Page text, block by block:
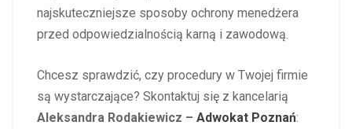
najskuteczniejsze sposoby ochrony menedżera
przed odpowiedzialnością karną i zawodową.
Chcesz sprawdzić, czy procedury w Twojej firmie
są wystarczające? Skontaktuj się z kancelarią
Aleksandra Rodakiewicz – Adwokat Poznań: